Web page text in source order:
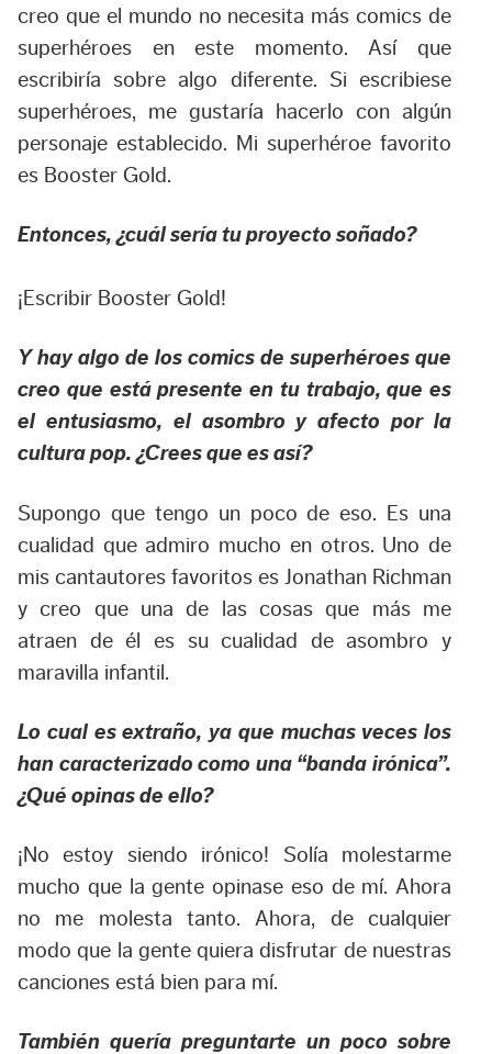
creo que el mundo no necesita más comics de
superhéroes en este momento. Así que
escribiría sobre algo diferente. Si escribiese
superhéroes, me gustaría hacerlo con algún
personaje establecido. Mi superhéroe favorito
es Booster Gold.
Entonces, ¿cuál sería tu proyecto soñado?
¡Escribir Booster Gold!
Y hay algo de los comics de superhéroes que
creo que está presente en tu trabajo, que es
el entusiasmo, el asombro y afecto por la
cultura pop. ¿Crees que es así?
Supongo que tengo un poco de eso. Es una
cualidad que admiro mucho en otros. Uno de
mis cantautores favoritos es Jonathan Richman
y creo que una de las cosas que más me
atraen de él es su cualidad de asombro y
maravilla infantil.
Lo cual es extraño, ya que muchas veces los
han caracterizado como una “banda irónica”.
¿Qué opinas de ello?
¡No estoy siendo irónico! Solía molestarme
mucho que la gente opinase eso de mí. Ahora
no me molesta tanto. Ahora, de cualquier
modo que la gente quiera disfrutar de nuestras
canciones está bien para mí.
También quería preguntarte un poco sobre